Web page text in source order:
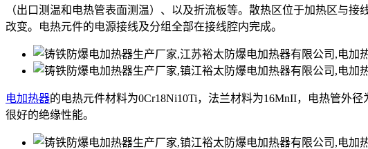
（出口测温和电热管表面测温）、以及折流板等。散热区位于加热区与
改变。电热元件的电源接线及分组全部在接线腔内完成。
电加热器的电热元件材料为0Cr18Ni10Ti，法兰材料为16MnII，电热管外
很好的绝缘性能。